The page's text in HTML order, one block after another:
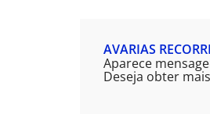
AVARIAS
Aparece
Deseja obter